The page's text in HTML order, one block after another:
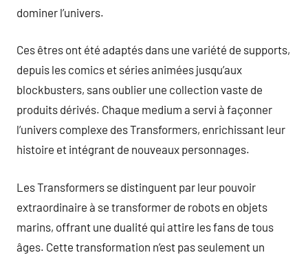
dominer l’univers.
Ces êtres ont été adaptés dans une variété de supports,
depuis les comics et séries animées jusqu’aux
blockbusters, sans oublier une collection vaste de
produits dérivés. Chaque medium a servi à façonner
l’univers complexe des Transformers, enrichissant leur
histoire et intégrant de nouveaux personnages.
Les Transformers se distinguent par leur pouvoir
extraordinaire à se transformer de robots en objets
marins, offrant une dualité qui attire les fans de tous
âges. Cette transformation n’est pas seulement un